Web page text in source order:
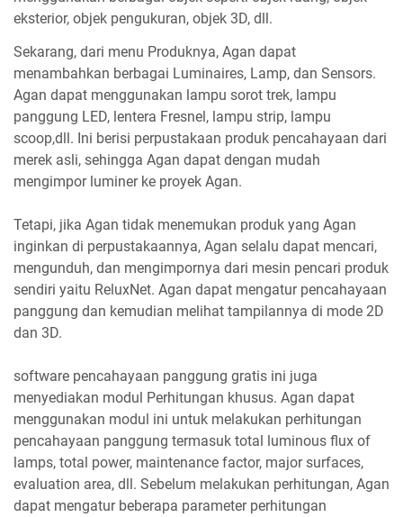
eksterior, objek pengukuran, objek 3D, dll.
Sekarang, dari menu Produknya, Agan dapat
menambahkan berbagai Luminaires, Lamp, dan Sensors.
Agan dapat menggunakan lampu sorot trek, lampu
panggung LED, lentera Fresnel, lampu strip, lampu
scoop,dll. Ini berisi perpustakaan produk pencahayaan dari
merek asli, sehingga Agan dapat dengan mudah
mengimpor luminer ke proyek Agan.
Tetapi, jika Agan tidak menemukan produk yang Agan
inginkan di perpustakaannya, Agan selalu dapat mencari,
mengunduh, dan mengimpornya dari mesin pencari produk
sendiri yaitu ReluxNet. Agan dapat mengatur pencahayaan
panggung dan kemudian melihat tampilannya di mode 2D
dan 3D.
software pencahayaan panggung gratis ini juga
menyediakan modul Perhitungan khusus. Agan dapat
menggunakan modul ini untuk melakukan perhitungan
pencahayaan panggung termasuk total luminous flux of
lamps, total power, maintenance factor, major surfaces,
evaluation area, dll. Sebelum melakukan perhitungan, Agan
dapat mengatur beberapa parameter perhitungan